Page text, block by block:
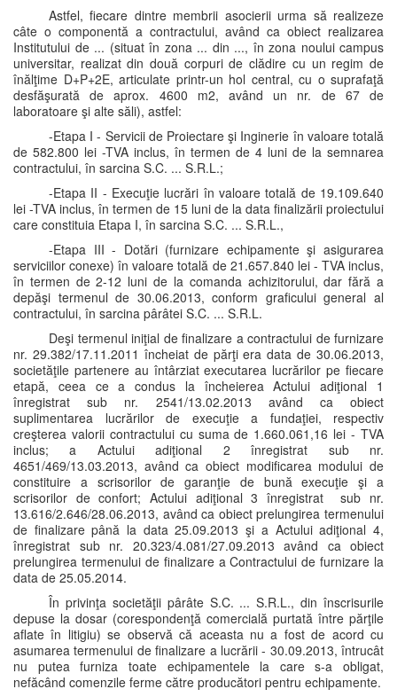
Astfel, fiecare dintre membrii asocierii urma să realizeze
câte o componentă a contractului, având ca obiect realizarea
Institutului de ... (situat în zona ... din ..., în zona noului campus
universitar, realizat din două corpuri de clădire cu un regim de
înălţime D+P+2E, articulate printr-un hol central, cu o suprafaţă
desfăşurată de aprox. 4600 m2, având un nr. de 67 de
laboratoare şi alte săli), astfel:
-Etapa I - Servicii de Proiectare şi Inginerie în valoare totală
de 582.800 lei -TVA inclus, în termen de 4 luni de la semnarea
contractului, în sarcina S.C. ... S.R.L.;
-Etapa II - Execuţie lucrări în valoare totală de 19.109.640
lei -TVA inclus, în termen de 15 luni de la data finalizării proiectului
care constituia Etapa I, în sarcina S.C. ... S.R.L.,
-Etapa III - Dotări (furnizare echipamente şi asigurarea
serviciilor conexe) în valoare totală de 21.657.840 lei - TVA inclus,
în termen de 2-12 luni de la comanda achizitorului, dar fără a
depăşi termenul de 30.06.2013, conform graficului general al
contractului, în sarcina pârâtei S.C. ... S.R.L.
Deşi termenul iniţial de finalizare a contractului de furnizare
nr. 29.382/17.11.2011 încheiat de părţi era data de 30.06.2013,
societăţile partenere au întârziat executarea lucrărilor pe fiecare
etapă, ceea ce a condus la încheierea Actului adiţional 1
înregistrat sub nr. 2541/13.02.2013 având ca obiect
suplimentarea lucrărilor de execuţie a fundaţiei, respectiv
creşterea valorii contractului cu suma de 1.660.061,16 lei - TVA
inclus; a Actului adiţional 2 înregistrat sub nr.
4651/469/13.03.2013, având ca obiect modificarea modului de
constituire a scrisorilor de garanţie de bună execuţie şi a
scrisorilor de confort; Actului adiţional 3 înregistrat sub nr.
13.616/2.646/28.06.2013, având ca obiect prelungirea termenului
de finalizare până la data 25.09.2013 şi a Actului adiţional 4,
înregistrat sub nr. 20.323/4.081/27.09.2013 având ca obiect
prelungirea termenului de finalizare a Contractului de furnizare la
data de 25.05.2014.
În privinţa societăţii pârâte S.C. ... S.R.L., din înscrisurile
depuse la dosar (corespondenţă comercială purtată între părţile
aflate în litigiu) se observă că aceasta nu a fost de acord cu
asumarea termenului de finalizare a lucrării - 30.09.2013, întrucât
nu putea furniza toate echipamentele la care s-a obligat,
nefăcând comenzile ferme către producători pentru echipamente.